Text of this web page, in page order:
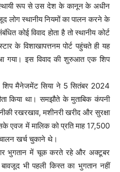
रूप से उस देश के कानून के अधीन
लोग स्थानीय नियमों का पालन करने के
कोई विवाद होता है तो स्थानीय कोर्ट
के विशाखापत्तनम पोर्ट पहुंचते ही यह
इस विवाद की शुरुआत एक शिप
शिप मैनेजमेंट सिया ने 5 सितंबर 2024
किया था। समझौते के मुताबिक कंपनी
रखरखाव, मशीनरी खरीद और सुरक्षा
एवज में मालिक को प्रति माह 17,500
खर्च चुकाने थे।
भुगतान में चूक करते रहे और अक्टूबर
भी पहली किस्त का भुगतान नहीं